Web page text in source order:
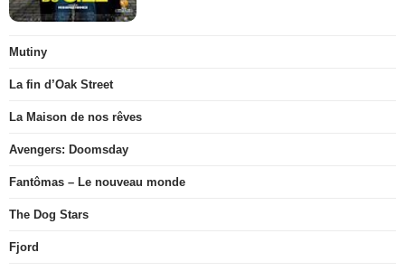
Mutiny
La fin d’Oak Street
La Maison de nos rêves
Avengers: Doomsday
Fantômas – Le nouveau monde
The Dog Stars
Fjord